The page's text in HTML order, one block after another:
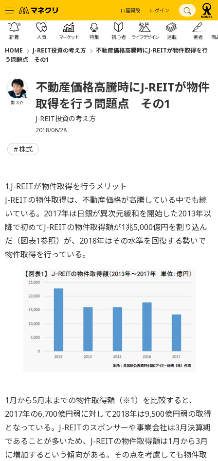
口座開設 ログイン
新着 人気 マーケット 特集 初心者 ライフデザイン 連載 著者 商
HOME J-REIT投資の考え方
不動産価格高騰時にJ-REITが物件取得を行
う問題点 その1
関 大介
不動産価格高騰時にJ-REITが物件
取得を行う問題点 その1
J-REIT投資の考え方
2018/06/28
株式
1.J-REITが物件取得を行うメリット
J-REITの物件取得は、不動産価格が高騰している中でも続
いている。2017年は日銀が異次元緩和を開始した2013年以
降で初めてJ-REITの物件取得額が1兆5,000億円を割り込ん
だ（図表1参照）が、2018年はその水準を回復する勢いで
物件取得を行っている。
1月から5月末までの物件取得額（※1）を比較すると、
2017年の6,700億円弱に対して2018年は9,500億円弱の取得
となっている。J-REITのスポンサーや事業会社は3月決算期
であることが多いため、J-REITの物件取得額は1月から3月
に増加するという傾向がある。その点を考慮しても物件取